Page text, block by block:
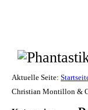
Aktuelle Seite:
Christian Montillon &